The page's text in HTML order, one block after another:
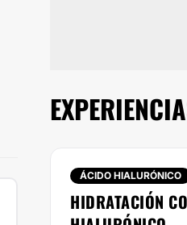
ÁCIDO HIALURÓNICO
HIDRATACIÓN